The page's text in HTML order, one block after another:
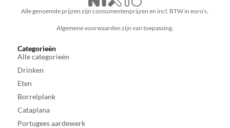
Alle genoemde prijzen zijn consumentenprijzen en incl. BTW in euro’s.
Algemene voorwaarden zijn van toepassing.
Categorieën
Alle categorieën
Drinken
Eten
Borrelplank
Cataplana
Portugees aardewerk